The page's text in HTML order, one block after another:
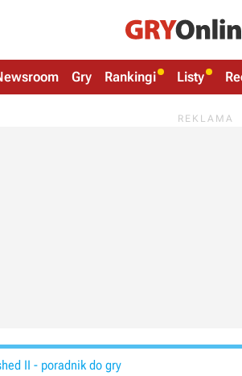
Gry Rankingi Listy
II - poradnik do gry